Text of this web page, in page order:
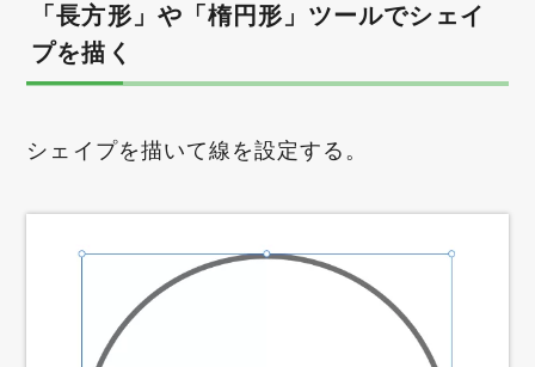
「長方形」や「楕円形」ツールでシェイ
プを描く
シェイプを描いて線を設定する。